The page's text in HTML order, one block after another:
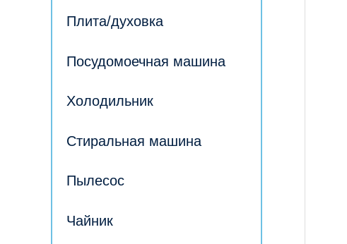
Плита/духовка
Посудомоечная машина
Холодильник
Стиральная машина
Пылесос
Чайник